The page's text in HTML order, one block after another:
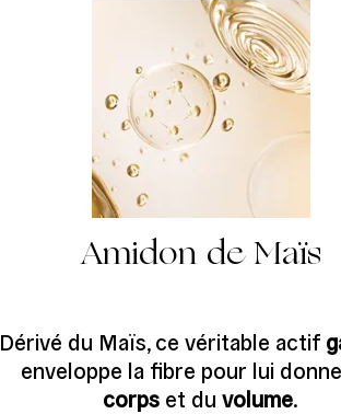
Amidon de Maïs
Dérivé du Maïs, ce véritable actif
enveloppe la fibre pour lui
corps et duvolume.